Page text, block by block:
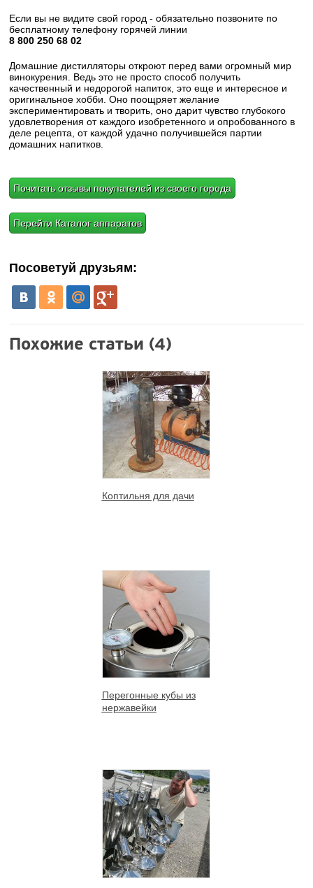
Если вы не видите свой город - обязательно позвоните по
бесплатному телефону горячей линии
8 800 250 68 02​
Домашние дистилляторы откроют перед вами огромный мир
винокурения. Ведь это не просто способ получить
качественный и недорогой напиток, это еще и интересное и
оригинальное хобби. Оно поощряет желание
экспериментировать и творить, оно дарит чувство глубокого
удовлетворения от каждого изобретенного и опробованного в
деле рецепта, от каждой удачно получившейся партии
домашних напитков.
Почитать отзывы покупателей из своего города
Перейти Каталог аппаратов
Посоветуй друзьям:
Похожие статьи (4)
Коптильня для дачи
Перегонные кубы из
нержавейки